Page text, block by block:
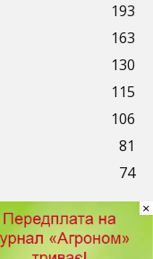
193
163
130
115
106
81
74
×